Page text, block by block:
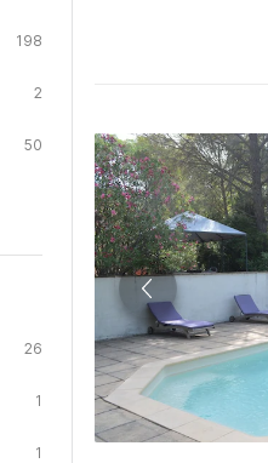
198
2
50
26
1
1